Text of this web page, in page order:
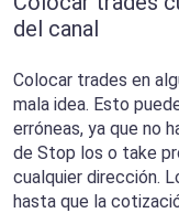
del canal
Colocar trades en
mala idea. Esto
erróneas, ya que no
de Stop los o take
cualquier dirección.
hasta que la